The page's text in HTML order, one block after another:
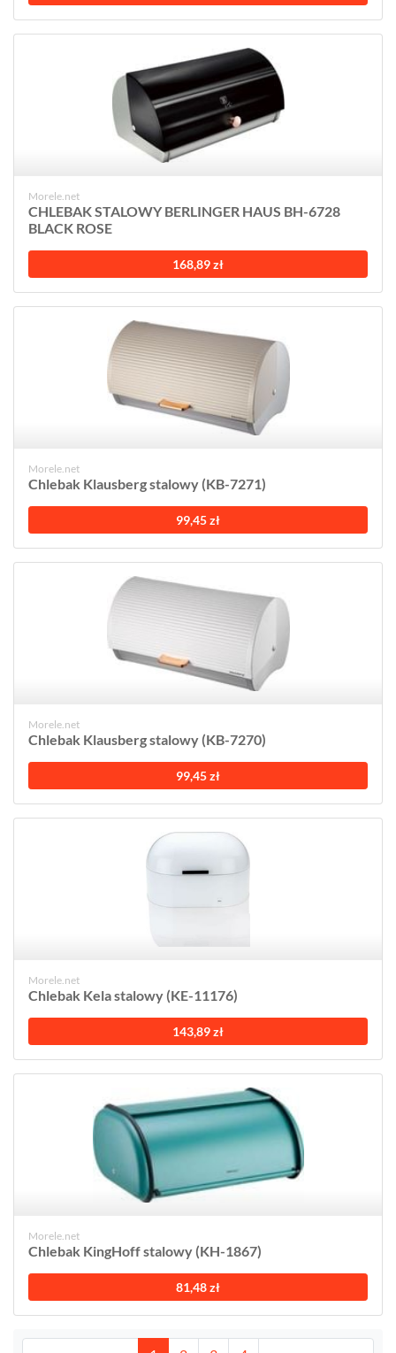
Morele.net
CHLEBAK STALOWY BERLINGER HAUS BH-6728
BLACK ROSE
168,89 zł
Morele.net
Chlebak Klausberg stalowy (KB-7271)
99,45 zł
Morele.net
Chlebak Klausberg stalowy (KB-7270)
99,45 zł
Morele.net
Chlebak Kela stalowy (KE-11176)
143,89 zł
Morele.net
Chlebak KingHoff stalowy (KH-1867)
81,48 zł